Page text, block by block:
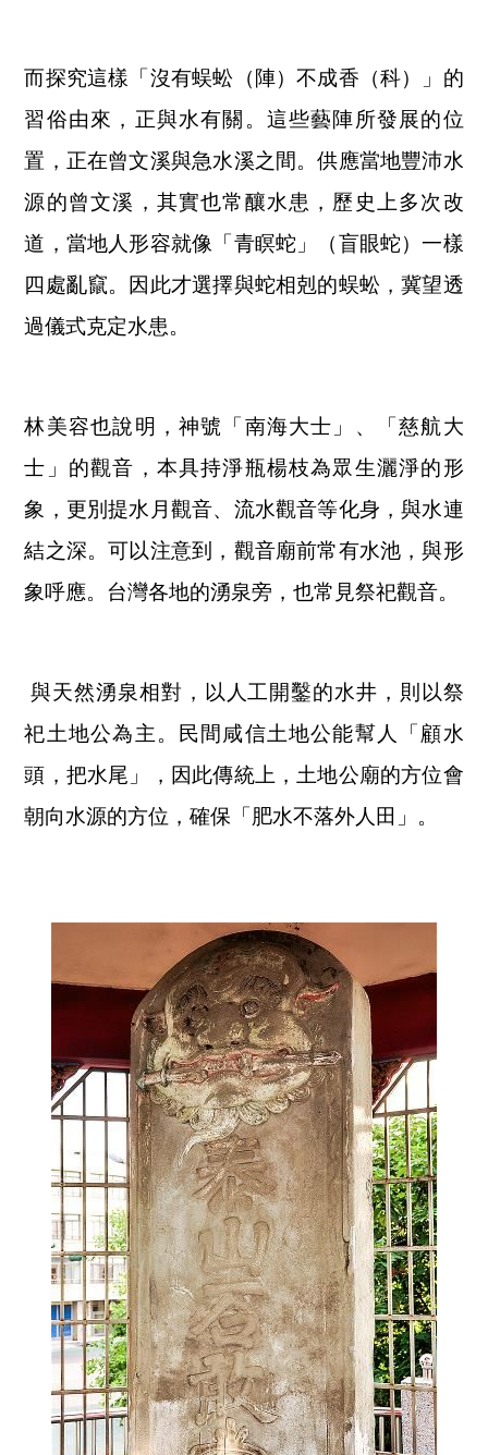
而探究這樣「沒有蜈蚣（陣）不成香（科）」的
習俗由來，正與水有關。這些藝陣所發展的位
置，正在曾文溪與急水溪之間。供應當地豐沛水
源的曾文溪，其實也常釀水患，歷史上多次改
道，當地人形容就像「青瞑蛇」（盲眼蛇）一樣
四處亂竄。因此才選擇與蛇相剋的蜈蚣，冀望透
過儀式克定水患。
林美容也說明，神號「南海大士」、「慈航大
士」的觀音，本具持淨瓶楊枝為眾生灑淨的形
象，更別提水月觀音、流水觀音等化身，與水連
結之深。可以注意到，觀音廟前常有水池，與形
象呼應。台灣各地的湧泉旁，也常見祭祀觀音。
與天然湧泉相對，以人工開鑿的水井，則以祭
祀土地公為主。民間咸信土地公能幫人「顧水
頭，把水尾」，因此傳統上，土地公廟的方位會
朝向水源的方位，確保「肥水不落外人田」。